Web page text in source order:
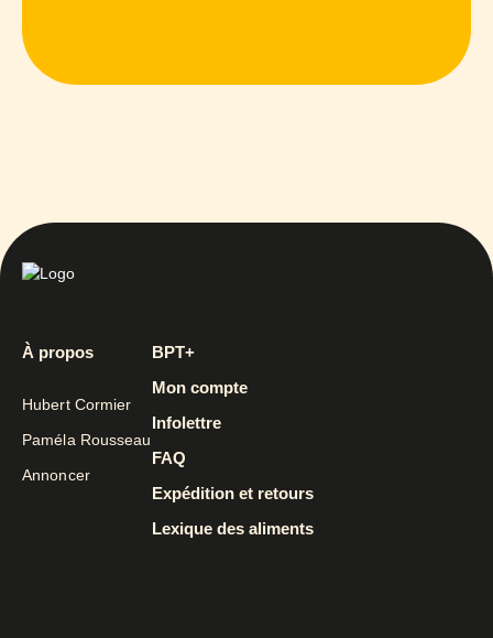
À propos
Hubert Cormier
Paméla Rousseau
Annoncer
BPT+
Mon compte
Infolettre
FAQ
Expédition et retours
Lexique des aliments